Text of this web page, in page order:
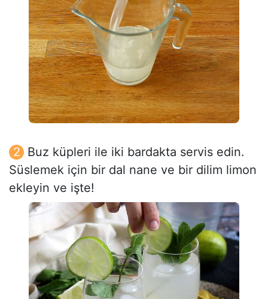
Buz küpleri ile iki bardakta servis edin.
Süslemek için bir dal nane ve bir dilim limon
ekleyin ve işte!